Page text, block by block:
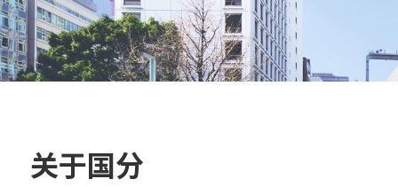
关于国分